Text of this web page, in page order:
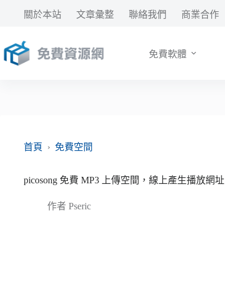
要
內
關於本站 文章彙整 聯絡我們 商業合作
免費軟體
首頁 › 免費空間
picosong 免費 MP3 上傳空間，線上產生播放網址
作者 Pseric